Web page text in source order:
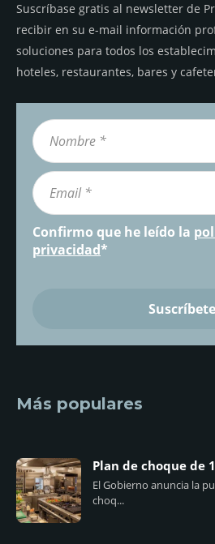
Suscríbase gratis al newsletter de
recibir en su e-mail información
soluciones para todos los
hoteles, restaurantes, bares y
Confirmo que he leído la
privacidad*
Más populares
Plan de choque de
El Gobierno anuncia la
choq...